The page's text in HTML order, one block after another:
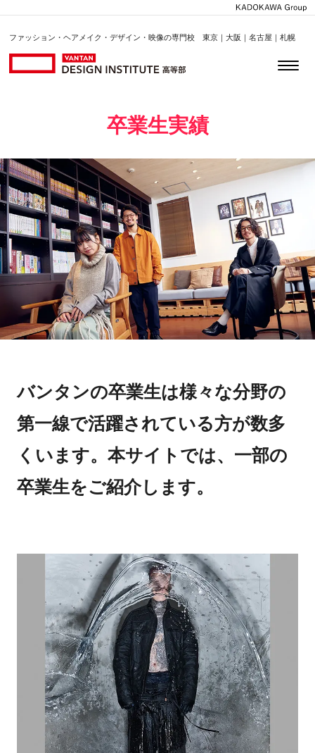
ファッション・ヘアメイク・デザイン・映像の専門校 東京｜大阪｜名古屋｜札幌
卒業生実績
バンタンの卒業生は様々な分野の
第一線で活躍されている方が数多
くいます。本サイトでは、一部の
卒業生をご紹介します。